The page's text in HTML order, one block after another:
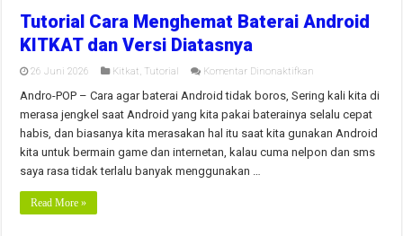
Tutorial Cara Menghemat Baterai Android
KITKAT dan Versi Diatasnya
26 Juni 2026 Kitkat, Tutorial Komentar Dinonaktifkan
Cara
Menghemat
Baterai
Android
KITKAT
dan
Andro-POP – Cara agar baterai Android tidak boros, Sering kali kita di
merasa jengkel saat Android yang kita pakai baterainya selalu cepat
habis, dan biasanya kita merasakan hal itu saat kita gunakan Android
kita untuk bermain game dan internetan, kalau cuma nelpon dan sms
saya rasa tidak terlalu banyak menggunakan …
Read More »